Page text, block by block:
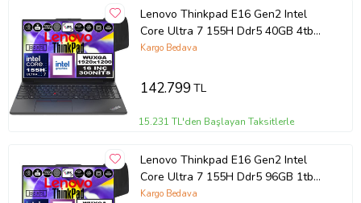
Lenovo Thinkpad E16 Gen2 Intel
Core Ultra 7 155H Ddr5 40GB 4tb
SSD Intel® Aı Boost 16" Wuxga IPS
Bilgisayar 21MA002UTXH16 + Zetta
Kargo Bedava
142.799TL
15.231 TL'den Başlayan Taksitlerle
Lenovo Thinkpad E16 Gen2 Intel
Core Ultra 7 155H Ddr5 96GB 1tb
SSD Intel® Aı Boost 16" Wuxga IPS
Kargo Bedava